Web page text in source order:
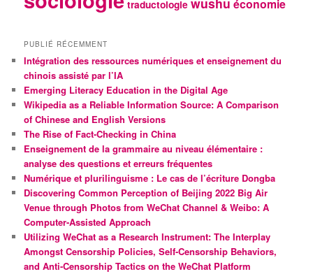
traductologie économie
PUBLIÉ RÉCEMMENT
Intégration des ressources numériques et enseignement du
chinois assisté par l’IA
Emerging Literacy Education in the Digital Age
Wikipedia as a Reliable Information Source: A Comparison
of Chinese and English Versions
The Rise of Fact-Checking in China
Enseignement de la grammaire au niveau élémentaire :
analyse des questions et erreurs fréquentes
Numérique et plurilinguisme : Le cas de l’écriture Dongba
Discovering Common Perception of Beijing 2022 Big Air
Venue through Photos from WeChat Channel & Weibo: A
Computer-Assisted Approach
Utilizing WeChat as a Research Instrument: The Interplay
Amongst Censorship Policies, Self-Censorship Behaviors,
and Anti-Censorship Tactics on the WeChat Platform